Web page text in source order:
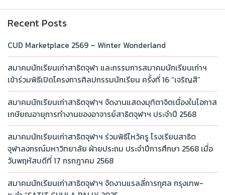
Recent Posts
CUD Marketplace 2569 – Winter Wonderland
สมาคมนักเรียนเก่าสาธิตจุฬา และกรรมการสมาคมนักเรียนเก่าฯ
เข้าร่วมพิธีเปิดโครงการศิลปกรรมนักเรียน ครั้งที่ 16 “เจริญสี”
สมาคมนักเรียนเก่าสาธิตจุฬาฯ จัดงานแสดงมุทิตาจิตเนื่องในโอกาส
เกษียณอายุการทำงานของอาจารย์สาธิตจุฬาฯ ประจำปี 2568
สมาคมนักเรียนเก่าสาธิตจุฬาฯ ร่วมพิธีไหว้ครู โรงเรียนสาธิต
จุฬาลงกรณ์มหาวิทยาลัย ฝ่ายประถม ประจำปีการศึกษา 2568 เมื่อ
วันพฤหัสบดีที่ 17 กรกฎาคม 2568
สมาคมนักเรียนเก่าสาธิตจุฬาฯ จัดงานแรลลี่การกุศล กรุงเทพ-